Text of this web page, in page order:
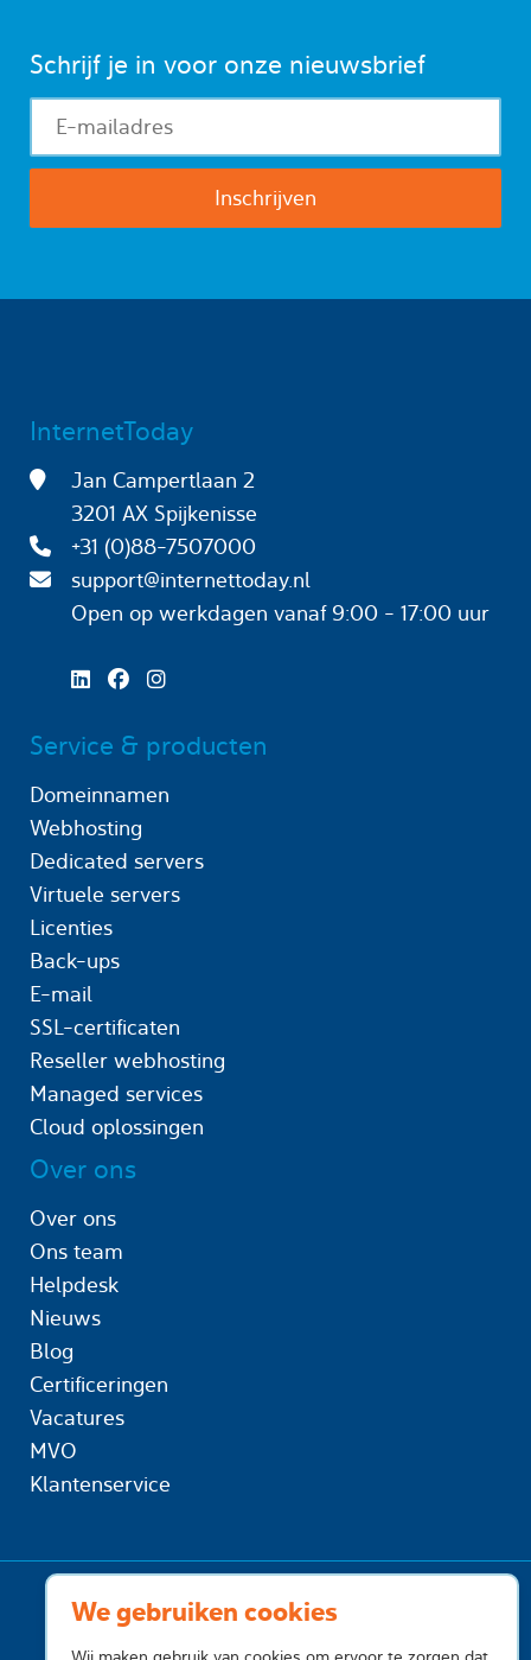
We gebruiken cookies
Schrijf je in voor onze nieuwsbrief
InternetToday
Jan Campertlaan 2
3201 AX Spijkenisse
+31 (0)88-7507000
support@internettoday.nl
Open op werkdagen
vanaf 9:00 - 17:00 uur
Service & producten
Domeinnamen
Webhosting
Dedicated servers
Virtuele servers
Licenties
Back-ups
E-mail
SSL-certificaten
Reseller webhosting
Managed services
Cloud oplossingen
Over ons
Over ons
Ons team
Helpdesk
Nieuws
Blog
Certificeringen
Vacatures
MVO
Klantenservice